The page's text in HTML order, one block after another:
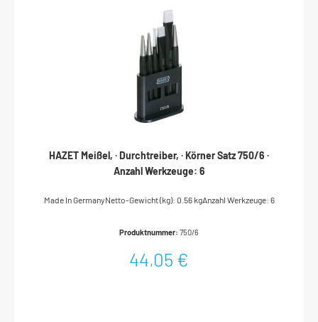
hohe Gefahr eines BruchesHickorystiel mit StielschutzhülseDIN
1041Made in GermanyKunststoff-HammerAuswechselbare Köpfe
aus schlagfestem Cellulose-AcetatEschenstielMade in GermanyDIN
1041Anzahl Werkzeuge: 4
HAZET Meißel, · Durchtreiber, · Körner Satz 750/6 ·
Anzahl Werkzeuge: 6
Made In GermanyNetto-Gewicht (kg): 0.56 kgAnzahl Werkzeuge: 6
Produktnummer: 750/6
44,05 €